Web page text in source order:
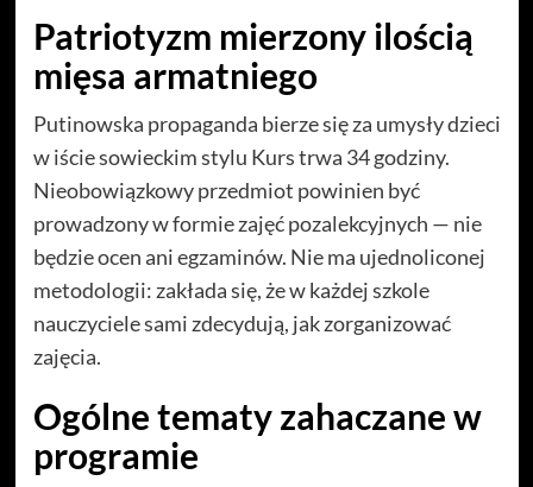
Patriotyzm mierzony ilością
mięsa armatniego
Putinowska propaganda bierze się za umysły dzieci
w iście sowieckim stylu Kurs trwa 34 godziny.
Nieobowiązkowy przedmiot powinien być
prowadzony w formie zajęć pozalekcyjnych — nie
będzie ocen ani egzaminów. Nie ma ujednoliconej
metodologii: zakłada się, że w każdej szkole
nauczyciele sami zdecydują, jak zorganizować
zajęcia.
Ogólne tematy zahaczane w
programie